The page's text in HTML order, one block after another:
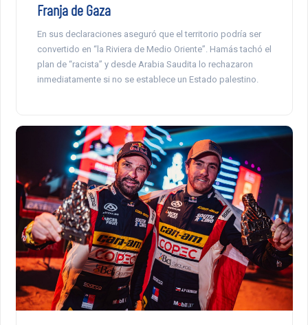
Franja de Gaza
En sus declaraciones aseguró que el territorio podría ser
convertido en “la Riviera de Medio Oriente”. Hamás tachó el
plan de “racista” y desde Arabia Saudita lo rechazaron
inmediatamente si no se establece un Estado palestino.